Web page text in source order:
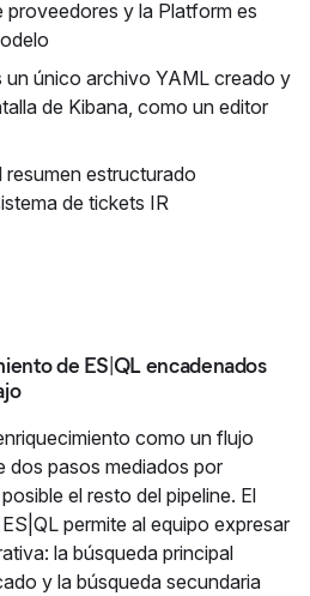
proveedores y la Platform es
un único archivo YAML creado y
de Kibana, como un editor
estructurado
de tickets IR
de ES|QL encadenados
como un flujo
dos pasos mediados por
el resto del pipeline. El
permite al equipo expresar
la búsqueda principal
y la búsqueda secundaria